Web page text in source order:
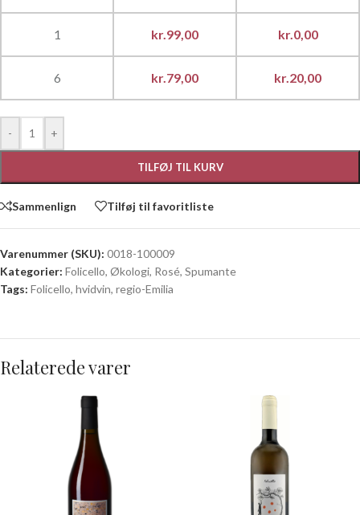
1 kr.99,00 kr.0,00
6 kr.79,00 kr.20,00
- +
TILFØJ TIL KURV
Sammenlign Tilføj til favoritliste
Varenummer (SKU): 0018-100009
Kategorier: Folicello, Økologi, Rosé, Spumante
Tags: Folicello, hvidvin, regio-Emilia
Relaterede varer